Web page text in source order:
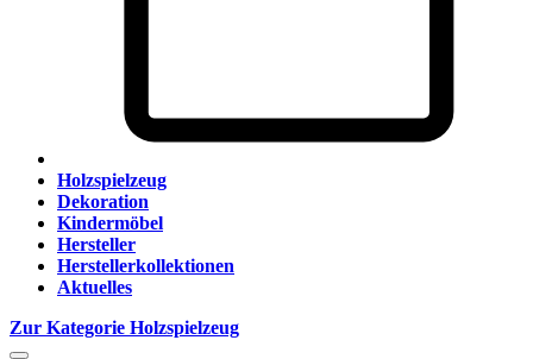
Holzspielzeug
Dekoration
Kindermöbel
Hersteller
Herstellerkollektionen
Aktuelles
Zur Kategorie Holzspielzeug